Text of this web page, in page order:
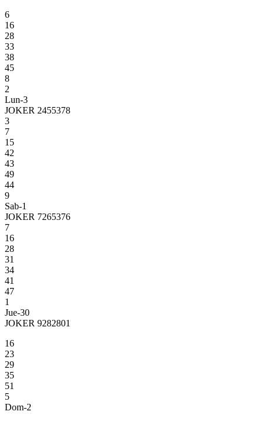
6
16
28
33
38
45
8
2
Lun-3
JOKER 2455378
3
7
15
42
43
49
44
9
Sab-1
JOKER 7265376
7
16
28
31
34
41
47
1
Jue-30
JOKER 9282801
16
23
29
35
51
5
Dom-2